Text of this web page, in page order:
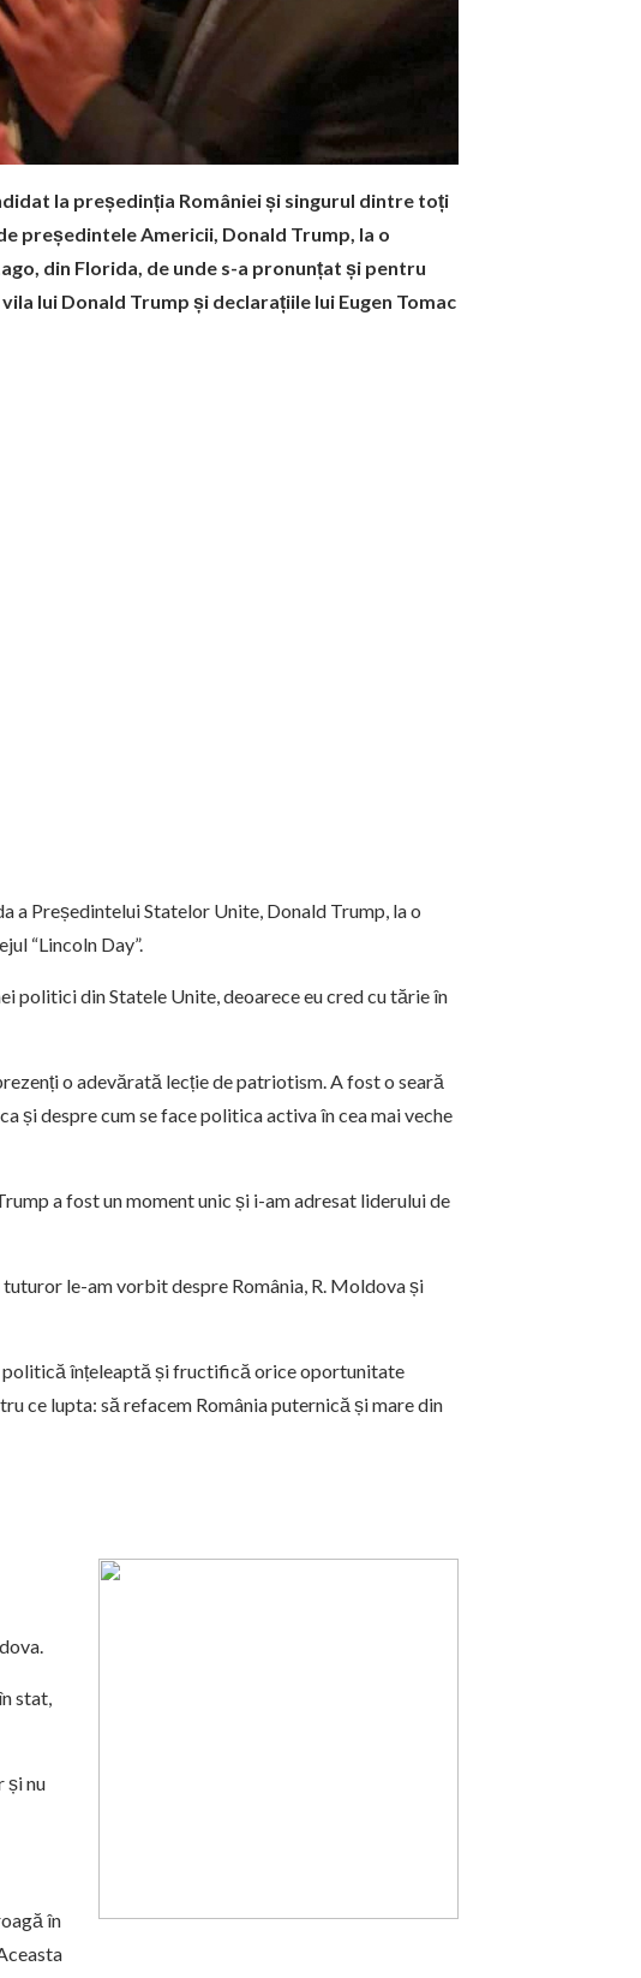
la președinția României și singurul dintre toți
președintele Americii, Donald Trump, la o
din Florida, de unde s-a pronunțat și pentru
lui Donald Trump și declarațiile lui Eugen Tomac
a Președintelui Statelor Unite, Donald Trump, la o
“Lincoln Day”.
politici din Statele Unite, deoarece eu cred cu tărie în
o adevărată lecție de patriotism. A fost o seară
și despre cum se face politica activa în cea mai veche
a fost un moment unic și i-am adresat liderului de
le-am vorbit despre România, R. Moldova și
politică înțeleaptă și fructifică orice oportunitate
ce lupta: să refacem România puternică și mare din
stat,
și nu
în